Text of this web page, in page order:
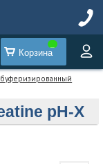
Корзина
pH-X